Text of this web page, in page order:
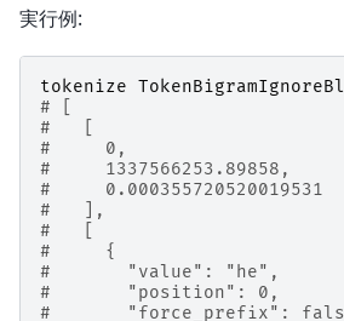
実行例:
tokenize
# [
#   [
#     0,
#     1337566253.89858,
#     0.000355720520019531
#   ],
#   [
#     {
#       "value": "he",
#       "position": 0,
#       "force_prefix":